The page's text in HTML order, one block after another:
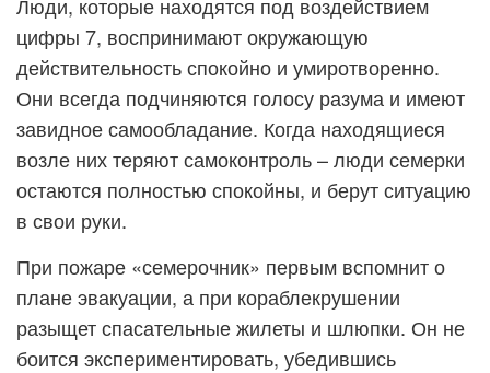
цифры 7, воспринимают окружающую
действительность спокойно и умиротворенно.
Они всегда подчиняются голосу разума и имеют
завидное самообладание. Когда находящиеся
возле них теряют самоконтроль – люди семерки
остаются полностью спокойны, и берут ситуацию
в свои руки.
При пожаре «семерочник» первым вспомнит о
плане эвакуации, а при кораблекрушении
разыщет спасательные жилеты и шлюпки. Он не
боится экспериментировать, убедившись